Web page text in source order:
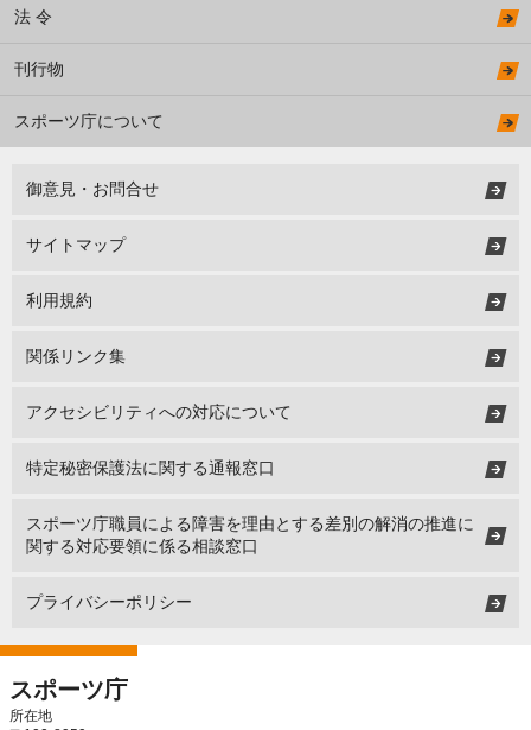
法 令
刊行物
スポーツ庁について
御意見・お問合せ
サイトマップ
利用規約
関係リンク集
アクセシビリティへの対応について
特定秘密保護法に関する通報窓口
スポーツ庁職員による障害を理由とする差別の解消の推進に
関する対応要領に係る相談窓口
プライバシーポリシー
スポーツ庁
所在地